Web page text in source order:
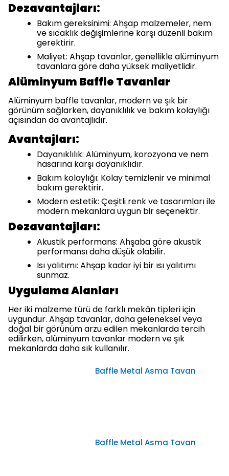
Dezavantajları:
Bakım gereksinimi: Ahşap malzemeler, nem
ve sıcaklık değişimlerine karşı düzenli bakım
gerektirir.
Maliyet: Ahşap tavanlar, genellikle alüminyum
tavanlara göre daha yüksek maliyetlidir.
Alüminyum Baffle Tavanlar
Alüminyum baffle tavanlar, modern ve şık bir
görünüm sağlarken, dayanıklılık ve bakım kolaylığı
açısından da avantajlıdır.
Avantajları:
Dayanıklılık: Alüminyum, korozyona ve nem
hasarına karşı dayanıklıdır.
Bakım kolaylığı: Kolay temizlenir ve minimal
bakım gerektirir.
Modern estetik: Çeşitli renk ve tasarımları ile
modern mekanlara uygun bir seçenektir.
Dezavantajları:
Akustik performans: Ahşaba göre akustik
performansı daha düşük olabilir.
Isı yalıtımı: Ahşap kadar iyi bir ısı yalıtımı
sunmaz.
Uygulama Alanları
Her iki malzeme türü de farklı mekân tipleri için
uygundur. Ahşap tavanlar, daha geleneksel veya
doğal bir görünüm arzu edilen mekanlarda tercih
edilirken, alüminyum tavanlar modern ve şık
mekanlarda daha sık kullanılır.
Baffle Metal Asma Tavan
Baffle Metal Asma Tavan